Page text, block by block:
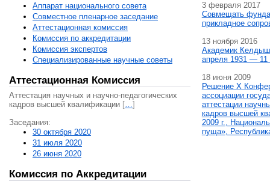
Аппарат национального совета
Совместное пленарное заседание
Аттестационная комисcия
Комиссия по аккредитации
Комиссия экспертов
Специализированные научные советы
Аттестационная Комиссия
Аттестация научных и научно-педагогических
кадров высшей квалификации […]
Заседания:
30 октября 2020
31 июля 2020
26 июня 2020
Комиссия по Аккредитации
3 февраля 2017
Совмещать
прикладное
13 ноября 2016
Академик
апреля 1931 — 11
18 июня 2009
Решение X
ассоциации
аттестации
кадров высшей
2009 г.,
пуща»,